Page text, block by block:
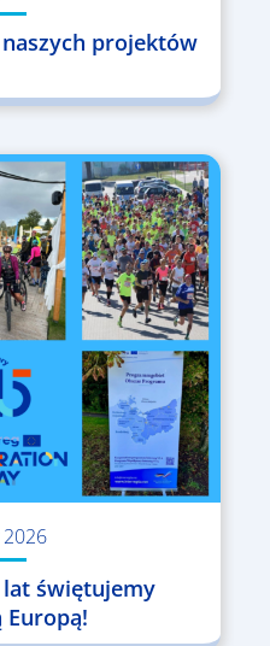
projektów
2026
lat świętujemy
Europą!